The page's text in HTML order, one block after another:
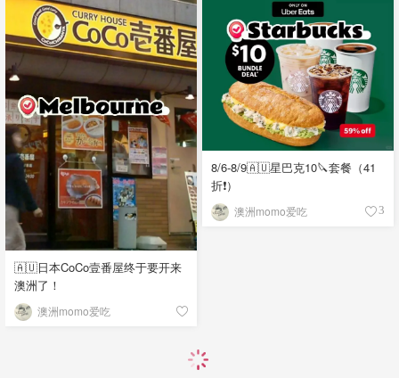
8/6-8/9🇦🇺星巴克10🔪套餐（41
折❗）
澳洲momo爱吃 3
🇦🇺日本CoCo壹番屋终于要开来
澳洲了！
澳洲momo爱吃